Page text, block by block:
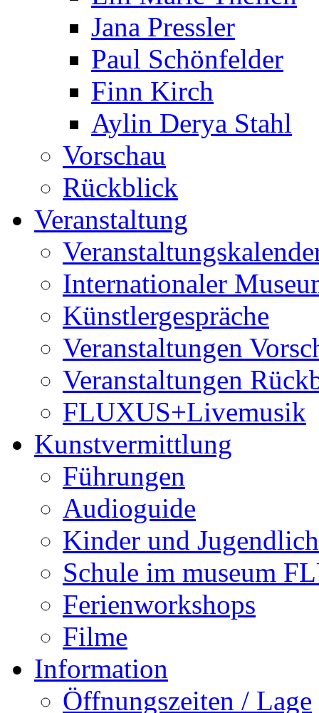
Jana Pressler
Paul Schönfelder
Finn Kirch
Aylin Derya Stahl
Vorschau
Rückblick
Veranstaltung
Internationaler
Künstlergespräche
Veranstaltungen
Veranstaltungen
FLUXUS+Livemusik
Kunstvermittlung
Führungen
Audioguide
Kinder und
Schule im museum
Ferienworkshops
Filme
Information
Öffnungszeiten / Lage